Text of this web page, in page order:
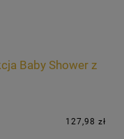
Baby Shower z
127,98 zł